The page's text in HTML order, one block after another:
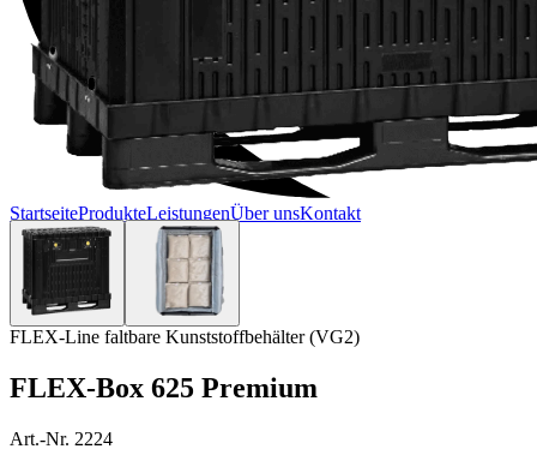
StartseiteProdukteLeistungenÜber unsKontakt
FLEX-Line faltbare Kunststoffbehälter (VG2)
FLEX-Box 625 Premium
Art.-Nr. 2224